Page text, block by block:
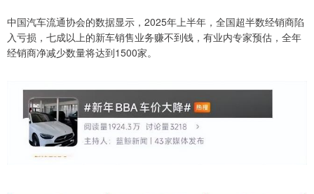
中国汽车流通协会的数据显示，2025年上半年，全国超半数经销商陷
入亏损，七成以上的新车销售业务赚不到钱，有业内专家预估，全年
经销商净减少数量将达到1500家。